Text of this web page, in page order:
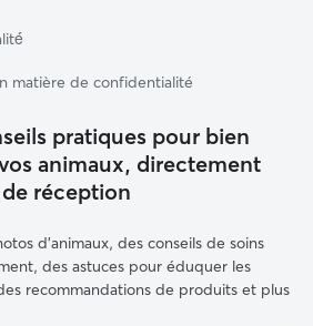
matière de confidentialité
pratiques pour bien
animaux, directement
réception
d'animaux, des conseils de soins
des astuces pour éduquer les
recommandations de produits et plus